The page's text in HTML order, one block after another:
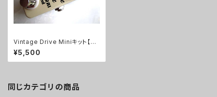
Vintage Drive Miniキット【BA
SIC KIT】
¥5,500
同じカテゴリの商品